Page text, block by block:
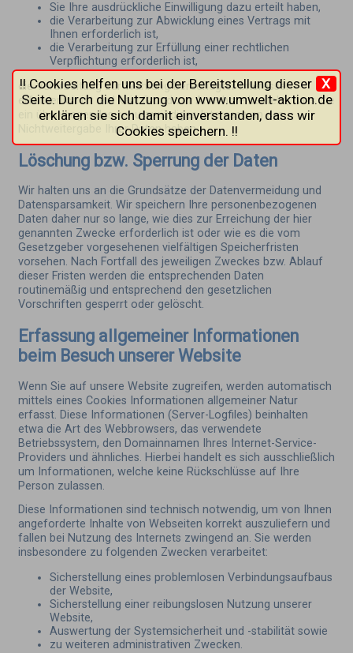
Sie Ihre ausdrückliche Einwilligung dazu erteilt haben,
die Verarbeitung zur Abwicklung eines Vertrags mit
Ihnen erforderlich ist,
die Verarbeitung zur Erfüllung einer rechtlichen
Verpflichtung erforderlich ist,
die Verarbeitung zur Wahrung berechtigter Interessen
erforderlich ist und kein Grund zur Annahme besteht, dass Sie
ein überwiegendes schutzwürdiges Interesse an der
Nichtweitergabe Ihrer Daten haben.
Löschung bzw. Sperrung der Daten
Wir halten uns an die Grundsätze der Datenvermeidung und
Datensparsamkeit. Wir speichern Ihre personenbezogenen
Daten daher nur so lange, wie dies zur Erreichung der hier
genannten Zwecke erforderlich ist oder wie es die vom
Gesetzgeber vorgesehenen vielfältigen Speicherfristen
vorsehen. Nach Fortfall des jeweiligen Zweckes bzw. Ablauf
dieser Fristen werden die entsprechenden Daten
routinemäßig und entsprechend den gesetzlichen
Vorschriften gesperrt oder gelöscht.
Erfassung allgemeiner Informationen
beim Besuch unserer Website
Wenn Sie auf unsere Website zugreifen, werden automatisch
mittels eines Cookies Informationen allgemeiner Natur
erfasst. Diese Informationen (Server-Logfiles) beinhalten
etwa die Art des Webbrowsers, das verwendete
Betriebssystem, den Domainnamen Ihres Internet-Service-
Providers und ähnliches. Hierbei handelt es sich ausschließlich
um Informationen, welche keine Rückschlüsse auf Ihre
Person zulassen.
Diese Informationen sind technisch notwendig, um von Ihnen
angeforderte Inhalte von Webseiten korrekt auszuliefern und
fallen bei Nutzung des Internets zwingend an. Sie werden
insbesondere zu folgenden Zwecken verarbeitet:
Sicherstellung eines problemlosen Verbindungsaufbaus
der Website,
Sicherstellung einer reibungslosen Nutzung unserer
Website,
Auswertung der Systemsicherheit und -stabilität sowie
zu weiteren administrativen Zwecken.
X
!! Cookies helfen uns bei der Bereitstellung dieser
Seite. Durch die Nutzung von www.umwelt-aktion.de
erklären sie sich damit einverstanden, dass wir
Cookies speichern. !!